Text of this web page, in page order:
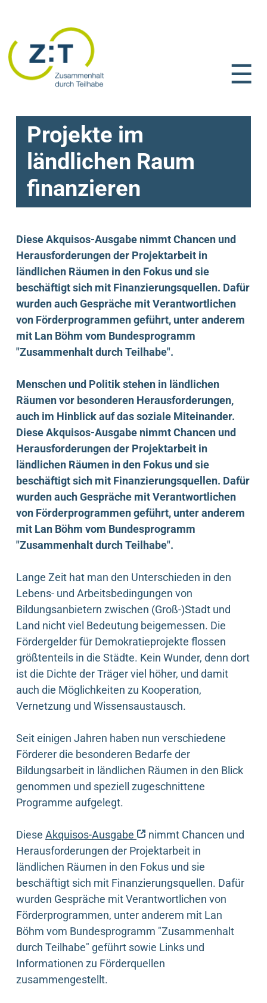
☰
Projekte im
ländlichen Raum
finanzieren
Diese Akquisos-Ausgabe nimmt Chancen und
Herausforderungen der Projektarbeit in
ländlichen Räumen in den Fokus und sie
beschäftigt sich mit Finanzierungsquellen. Dafür
wurden auch Gespräche mit Verantwortlichen
von Förderprogrammen geführt, unter anderem
mit Lan Böhm vom Bundesprogramm
"Zusammenhalt durch Teilhabe".
Menschen und Politik stehen in ländlichen
Räumen vor besonderen Herausforderungen,
auch im Hinblick auf das soziale Miteinander.
Diese Akquisos-Ausgabe nimmt Chancen und
Herausforderungen der Projektarbeit in
ländlichen Räumen in den Fokus und sie
beschäftigt sich mit Finanzierungsquellen. Dafür
wurden auch Gespräche mit Verantwortlichen
von Förderprogrammen geführt, unter anderem
mit Lan Böhm vom Bundesprogramm
"Zusammenhalt durch Teilhabe".
Lange Zeit hat man den Unterschieden in den
Lebens- und Arbeitsbedingungen von
Bildungsanbietern zwischen (Groß-)Stadt und
Land nicht viel Bedeutung beigemessen. Die
Fördergelder für Demokratieprojekte flossen
größtenteils in die Städte. Kein Wunder, denn dort
ist die Dichte der Träger viel höher, und damit
auch die Möglichkeiten zu Kooperation,
Vernetzung und Wissensaustausch.
Seit einigen Jahren haben nun verschiedene
Förderer die besonderen Bedarfe der
Bildungsarbeit in ländlichen Räumen in den Blick
genommen und speziell zugeschnittene
Programme aufgelegt.
Diese Akquisos-Ausgabe (externer Link)
nimmt Chancen und
Herausforderungen der Projektarbeit in
ländlichen Räumen in den Fokus und sie
beschäftigt sich mit Finanzierungsquellen. Dafür
wurden Gespräche mit Verantwortlichen von
Förderprogrammen, unter anderem mit Lan
Böhm vom Bundesprogramm "Zusammenhalt
durch Teilhabe" geführt sowie Links und
Informationen zu Förderquellen
zusammengestellt.